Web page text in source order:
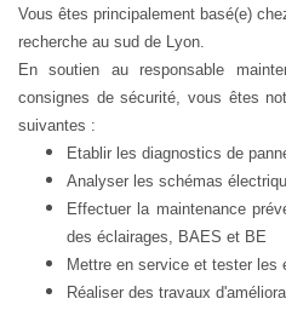
Vous êtes principalement basé(e)
recherche au sud de Lyon.
En soutien au responsable
consignes de sécurité, vous êtes
suivantes :
Etablir les diagnostics de
Analyser les schémas
Effectuer la maintenance
des éclairages, BAES et BE
Mettre en service et tester les
Réaliser des travaux